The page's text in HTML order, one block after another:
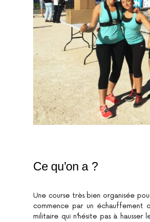
Ce qu’on a ?
Une course très bien organisée
commence par un échauffement
militaire qui n’hésite pas à